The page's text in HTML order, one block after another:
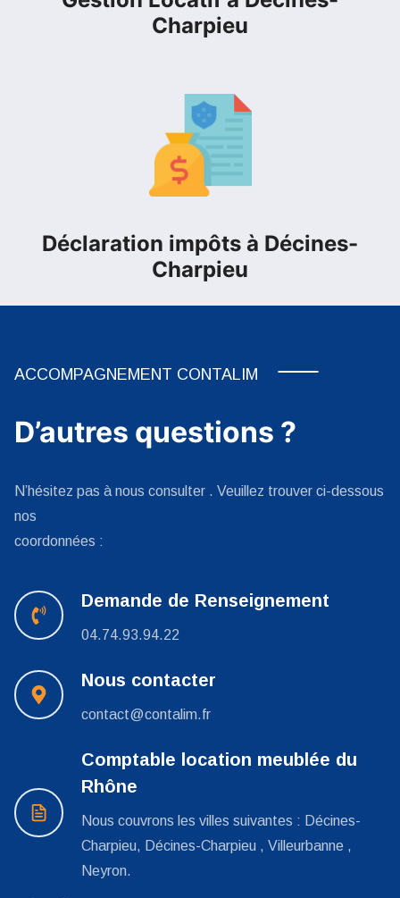
Charpieu
Déclaration impôts à Décines-
Charpieu
ACCOMPAGNEMENT CONTALIM
D’autres questions ?
N’hésitez pas à nous consulter . Veuillez trouver ci-dessous
nos
coordonnées :
Demande de Renseignement
04.74.93.94.22
Nous contacter
contact@contalim.fr
Comptable location meublée du
Rhône
Nous couvrons les villes suivantes : Décines-
Charpieu, Décines-Charpieu , Villeurbanne ,
Neyron.